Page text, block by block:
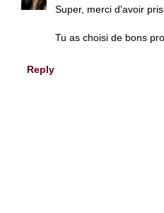
Super, merci d'avoir
Tu as choisi de bons
Reply